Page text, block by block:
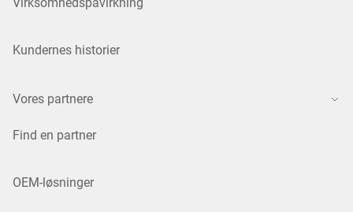
Kundernes historier
Vores partnere
Find en partner
OEM-løsninger